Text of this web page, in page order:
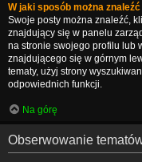
W jaki sposób można
Swoje posty można znaleźć,
znajdujący się w panelu
na stronie swojego profilu lub
znajdującego się w górnym
tematy, użyj strony
odpowiednich funkcji.
Na górę
Obserwowanie